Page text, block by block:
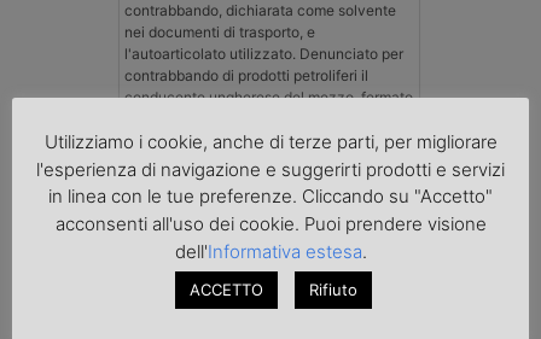
contrabbando, dichiarata come solvente
nei documenti di trasporto, e
l'autoarticolato utilizzato. Denunciato per
contrabbando di prodotti petroliferi il
conducente ungherese del mezzo, fermato
Transpotalk
Utilizziamo i cookie, anche di terze parti, per migliorare
l'esperienza di navigazione e suggerirti prodotti e servizi
in linea con le tue preferenze. Cliccando su "Accetto"
acconsenti all'uso dei cookie. Puoi prendere visione
dell'Informativa estesa.
ACCETTO Rifiuto